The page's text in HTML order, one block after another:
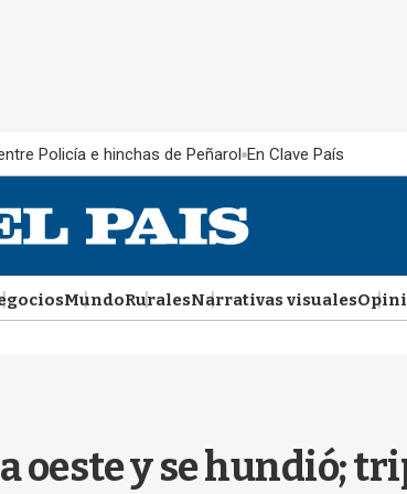
Policía e hinchas de Peñarol En Clave País
MundoRuralesNarrativas visuales
oeste y se hundió;